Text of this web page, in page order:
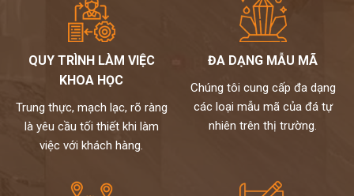
QUY TRÌNH LÀM VIỆC
KHOA HỌC
Trung thực, mạch lạc, rõ ràng
là yêu cầu tối thiết khi làm
việc với khách hàng.
ĐA DẠNG MẪU MÃ
Chúng tôi cung cấp đa dạng
các loại mẫu mã của đá tự
nhiên trên thị trường.